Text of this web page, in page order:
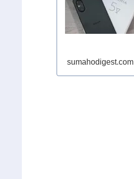
sumahodigest.com